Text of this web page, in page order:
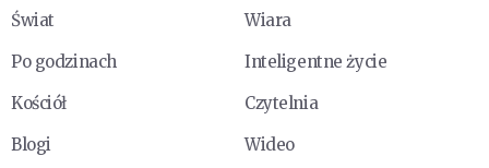
Świat
Wiara
Po godzinach
Inteligentne życie
Kościół
Czytelnia
Blogi
Wideo